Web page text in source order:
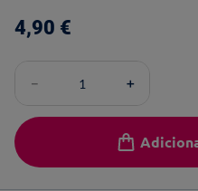
4,90 €
＋
－